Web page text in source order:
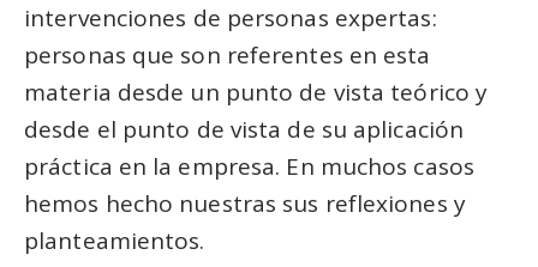
intervenciones de personas expertas:
personas que son referentes en esta
materia desde un punto de vista teórico y
desde el punto de vista de su aplicación
práctica en la empresa. En muchos casos
hemos hecho nuestras sus reflexiones y
planteamientos.